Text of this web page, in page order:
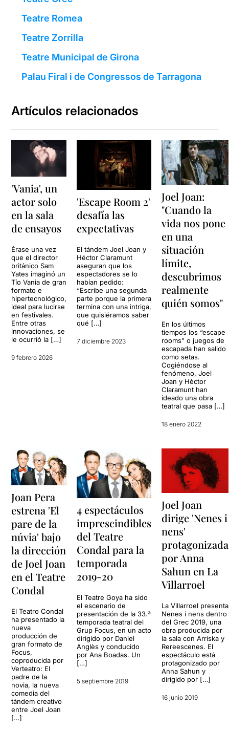
Teatre Romea
Teatre Zorrilla
Teatre Municipal de Girona
Palau Firal i de Congressos de Tarragona
Artículos relacionados
'Vania', un
actor solo
en la sala
de ensayos
Érase una vez
que el director
británico Sam
Yates imaginó un
Tío Vania de gran
formato e
hipertecnológico,
ideal para lucirse
en festivales.
Entre otras
innovaciones, se
le ocurrió la […]
9 febrero 2026
'Escape Room 2'
desafía las
expectativas
El tándem Joel Joan y
Héctor Claramunt
aseguran que los
espectadores se lo
habían pedido:
“Escribe una segunda
parte porque la primera
termina con una intriga,
que quisiéramos saber
qué […]
7 diciembre 2023
Joel Joan:
"Cuando la
vida nos pone
en una
situación
límite,
descubrimos
realmente
quién somos"
En los últimos
tiempos los “escape
rooms” o juegos de
escapada han salido
como setas.
Cogiéndose al
fenómeno, Joel
Joan y Hèctor
Claramunt han
ideado una obra
teatral que pasa […]
18 enero 2022
Joan Pera
estrena 'El
pare de la
núvia' bajo
la dirección
de Joel Joan
en el Teatre
Condal
El Teatro Condal
ha presentado la
nueva
producción de
gran formato de
Focus,
coproducida por
Verteatro: El
padre de la
novia, la nueva
comedia del
tándem creativo
entre Joel Joan
[…]
4 espectáculos
imprescindibles
del Teatre
Condal para la
temporada
2019-20
El Teatre Goya ha sido
el escenario de
presentación de la 33.ª
temporada teatral del
Grup Focus, en un acto
dirigido por Daniel
Anglès y conducido
por Ana Boadas. Un
[…]
5 septiembre 2019
Joel Joan
dirige 'Nenes i
nens'
protagonizada
por Anna
Sahun en La
Villarroel
La Villarroel presenta
Nenes i nens dentro
del Grec 2019, una
obra producida por
la sala con Arriska y
Rereescenes. El
espectáculo está
protagonizado por
Anna Sahun y
dirigido por […]
16 junio 2019